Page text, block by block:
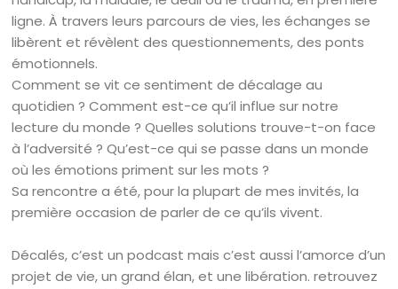
ligne. À travers leurs parcours de vies, les échanges se
libèrent et révèlent des questionnements, des ponts
émotionnels.
Comment se vit ce sentiment de décalage au
quotidien ? Comment est-ce qu’il influe sur notre
lecture du monde ? Quelles solutions trouve-t-on face
à l’adversité ? Qu’est-ce qui se passe dans un monde
où les émotions priment sur les mots ?
Sa rencontre a été, pour la plupart de mes invités, la
première occasion de parler de ce qu’ils vivent.
Décalés, c’est un podcast mais c’est aussi l’amorce d’un
projet de vie, un grand élan, et une libération. retrouvez